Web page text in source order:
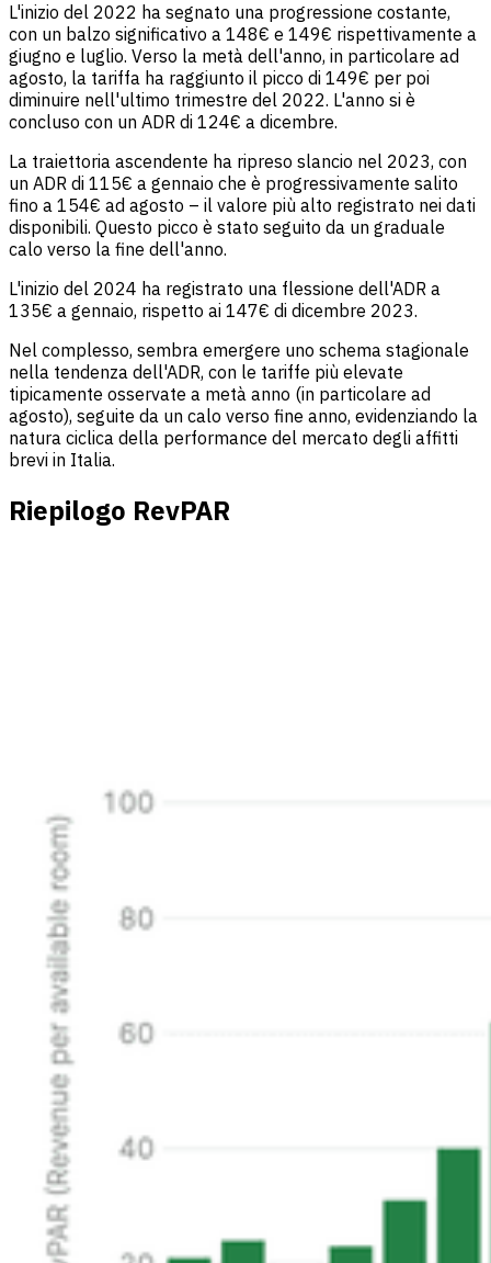
L'inizio del 2022 ha segnato una progressione costante,
con un balzo significativo a 148€ e 149€ rispettivamente a
giugno e luglio. Verso la metà dell'anno, in particolare ad
agosto, la tariffa ha raggiunto il picco di 149€ per poi
diminuire nell'ultimo trimestre del 2022. L'anno si è
concluso con un ADR di 124€ a dicembre.
La traiettoria ascendente ha ripreso slancio nel 2023, con
un ADR di 115€ a gennaio che è progressivamente salito
fino a 154€ ad agosto – il valore più alto registrato nei dati
disponibili. Questo picco è stato seguito da un graduale
calo verso la fine dell'anno.
L'inizio del 2024 ha registrato una flessione dell'ADR a
135€ a gennaio, rispetto ai 147€ di dicembre 2023.
Nel complesso, sembra emergere uno schema stagionale
nella tendenza dell'ADR, con le tariffe più elevate
tipicamente osservate a metà anno (in particolare ad
agosto), seguite da un calo verso fine anno, evidenziando la
natura ciclica della performance del mercato degli affitti
brevi in Italia.
Riepilogo RevPAR